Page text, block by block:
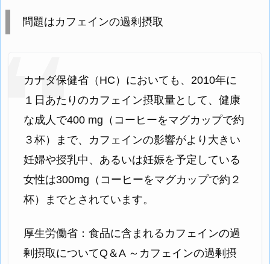
問題はカフェインの過剰摂取
カナダ保健省（HC）においても、2010年に
１日あたりのカフェイン摂取量として、健康
な成人で400 mg（コーヒーをマグカップで約
３杯）まで、カフェインの影響がより大きい
妊婦や授乳中、あるいは妊娠を予定している
女性は300mg（コーヒーをマグカップで約２
杯）までとされています。
厚生労働省：食品に含まれるカフェインの過
剰摂取についてQ＆A ～カフェインの過剰摂